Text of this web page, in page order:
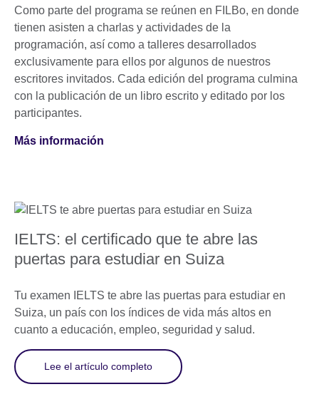
Como parte del programa se reúnen en FILBo, en donde
tienen asisten a charlas y actividades de la
programación, así como a talleres desarrollados
exclusivamente para ellos por algunos de nuestros
escritores invitados. Cada edición del programa culmina
con la publicación de un libro escrito y editado por los
participantes.
Más información
IELTS: el certificado que te abre las
puertas para estudiar en Suiza
Tu examen IELTS te abre las puertas para estudiar en
Suiza, un país con los índices de vida más altos en
cuanto a educación, empleo, seguridad y salud.
Lee el artículo completo